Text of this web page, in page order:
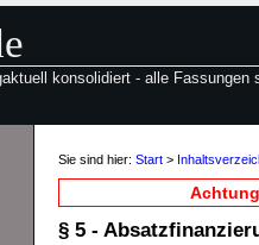
konsolidiert - alle Fassungen
Sie sind hier: Start >
§ 5 -